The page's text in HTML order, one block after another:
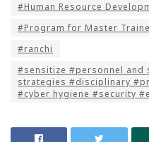
#Human Resource
#Program for Master
#ranchi
#sensitize #personnel and
strategies #disciplinary
#cyber hygiene #security